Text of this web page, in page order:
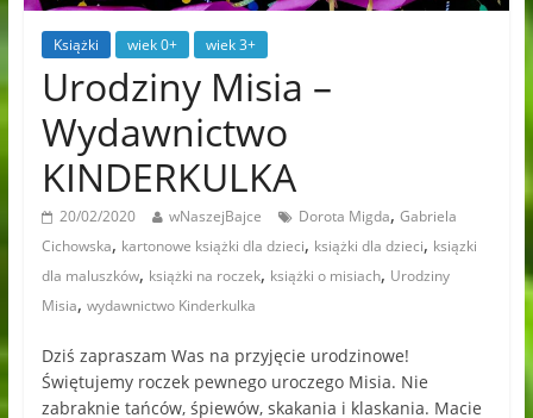
Książki wiek 0+ wiek 3+
Urodziny Misia –
Wydawnictwo
KINDERKULKA
20/02/2020 wNaszejBajce Dorota Migda, Gabriela
Cichowska, kartonowe książki dla dzieci, książki dla dzieci, ksiązki
dla maluszków, książki na roczek, książki o misiach, Urodziny
Misia, wydawnictwo Kinderkulka
Dziś zapraszam Was na przyjęcie urodzinowe!
Świętujemy roczek pewnego uroczego Misia. Nie
zabraknie tańców, śpiewów, skakania i klaskania. Macie